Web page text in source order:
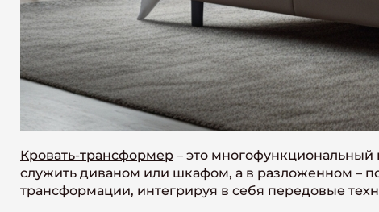
Кровать-трансформер – это
служить диваном или шкафом, а в разложенном –
трансформации, интегрируя в себя передовые